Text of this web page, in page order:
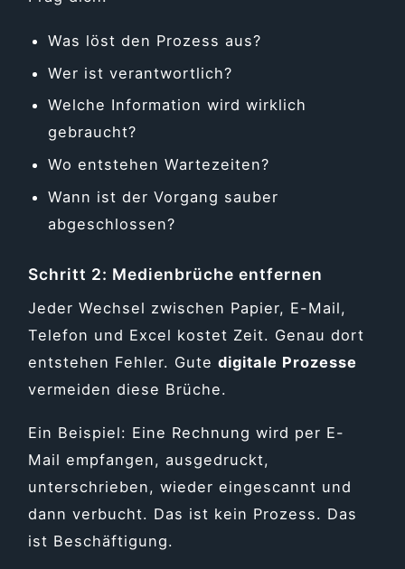
Was löst den Prozess aus?
Wer ist verantwortlich?
Welche Information wird wirklich
gebraucht?
Wo entstehen Wartezeiten?
Wann ist der Vorgang sauber
abgeschlossen?
Schritt 2: Medienbrüche entfernen
Jeder Wechsel zwischen Papier, E-Mail,
Telefon und Excel kostet Zeit. Genau dort
entstehen Fehler. Gutedigitale Prozesse
vermeiden diese Brüche.
Ein Beispiel: Eine Rechnung wird per E-
Mail empfangen, ausgedruckt,
unterschrieben, wieder eingescannt und
dann verbucht. Das ist kein Prozess. Das
ist Beschäftigung.